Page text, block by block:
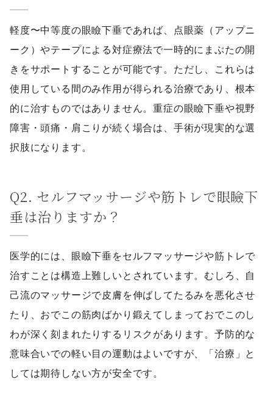
軽度〜中等度の眼瞼下垂であれば、点眼薬（アップニ
ーク）やテープによる対症療法で一時的にまぶたの開
きをサポートすることが可能です。ただし、これらは
使用している間のみ作用が得られる治療であり、根本
的に治すものではありません。重症の眼瞼下垂や視野
障害・頭痛・肩こりが続く場合は、手術が現実的な選
択肢になります。
Q2. セルフマッサージや筋トレで眼瞼下
垂は治りますか？
医学的には、眼瞼下垂をセルフマッサージや筋トレで
治すことは構造上難しいとされています。むしろ、自
己流のマッサージで皮膚を伸ばしてたるみを悪化させ
たり、おでこの筋肉ばかり鍛えてしまっておでこのし
わが深く刻まれたりするリスクがあります。予防的な
意味合いでの軽い目の運動はよいですが、「治療」と
しては期待しない方が安全です。